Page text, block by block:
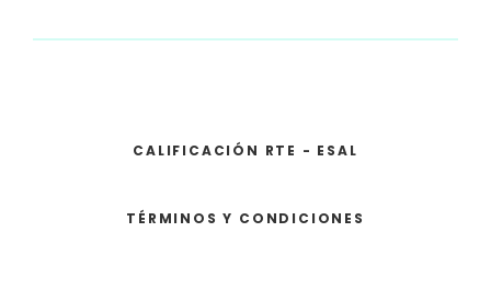
TÉRMINOS Y CONDICIONES
CALIFICACIÓN RTE - ESAL